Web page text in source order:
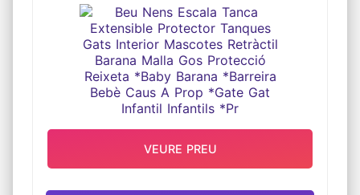
RETRÀCTIL BARANA MALLA GOS
PROTECCIÓ REIXETA *BABY
BARANA *BARREIRA BEBÈ CAUS A
PROP *GATE GAT INFANTIL
INFANTILS *PR
VEURE PREU